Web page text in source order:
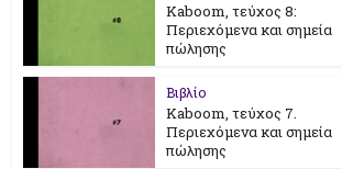
Kaboom, τεύχος 8:
Περιεχόμενα και σημεία
πώλησης
Βιβλίο
Kaboom, τεύχος 7.
Περιεχόμενα και σημεία
πώλησης